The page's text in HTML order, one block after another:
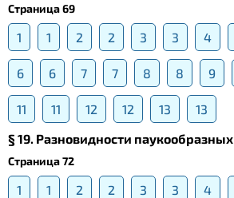
Страница 69
1 1 2 2 3 3 4
6 6 7 7 8 8 9
11 11 12 12 13
13
§ 19. Разновидности паукообразных
Страница 72
1 1 2 2 3 3 4